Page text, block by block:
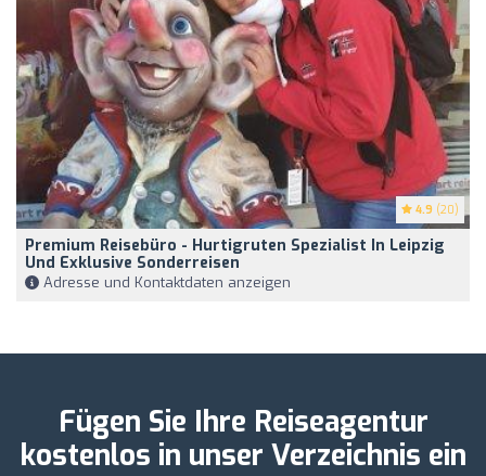
4.9 (20)
Premium Reisebüro - Hurtigruten Spezialist In Leipzig
Und Exklusive Sonderreisen
Adresse und Kontaktdaten anzeigen
Fügen Sie Ihre Reiseagentur
kostenlos in unser Verzeichnis ein